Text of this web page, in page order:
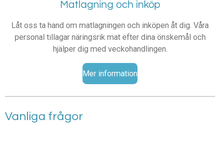
Matlagning och inköp
Låt oss ta hand om matlagningen och inköpen åt dig. Våra
personal tillagar näringsrik mat efter dina önskemål och
hjälper dig med veckohandlingen.
Mer information
Vanliga frågor